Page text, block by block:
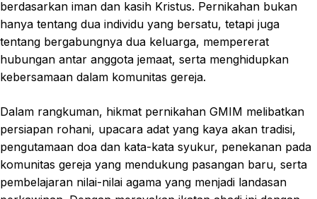
berdasarkan iman dan kasih Kristus. Pernikahan bukan
hanya tentang dua individu yang bersatu, tetapi juga
tentang bergabungnya dua keluarga, mempererat
hubungan antar anggota jemaat, serta menghidupkan
kebersamaan dalam komunitas gereja.
Dalam rangkuman, hikmat pernikahan GMIM melibatkan
persiapan rohani, upacara adat yang kaya akan tradisi,
pengutamaan doa dan kata-kata syukur, penekanan pada
komunitas gereja yang mendukung pasangan baru, serta
pembelajaran nilai-nilai agama yang menjadi landasan